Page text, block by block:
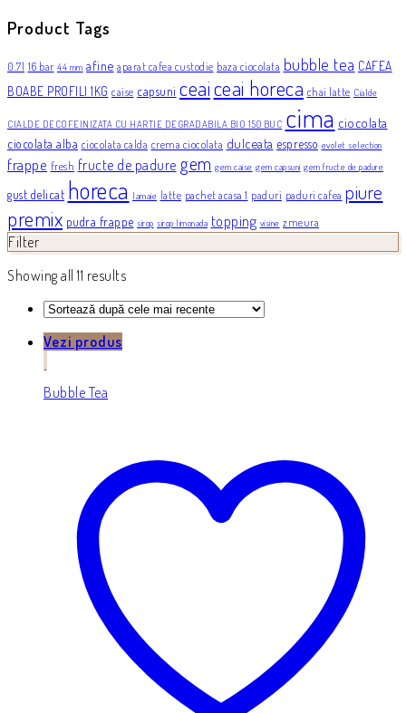
Product Tags
0.7l 16 bar 44 mm afine aparat cafea custodie baza ciocolata bubble tea CAFEA
BOABE PROFILI 1KG caise capsuni ceaiceai horeca chai latte Cialde
CIALDE DECOFEINIZATA CU HARTIE DEGRADABILA BIO 150 BUC cima ciocolata
ciocolata alba ciocolata calda crema ciocolata dulceata espresso evolet selection
frappe fresh fructe de padure gem gem caise gem capsuni gem fructe de padure
gust delicat horeca lamaie latte pachet acasa 1 paduri paduri cafea piure
premix pudra frappe sirop sirop limonada topping visine zmeura
Filter
Showing all 11 results
Vezi produs
Bubble Tea